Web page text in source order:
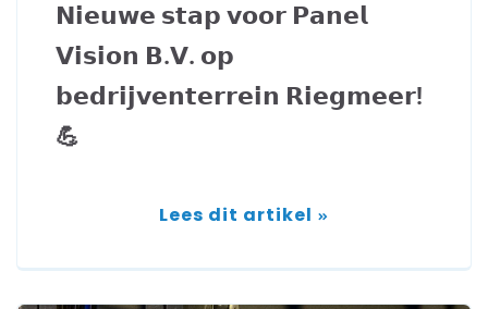
𝗡𝗶𝗲𝘂𝘄𝗲 𝘀𝘁𝗮𝗽 𝘃𝗼𝗼𝗿 𝗣𝗮𝗻𝗲𝗹
𝗩𝗶𝘀𝗶𝗼𝗻 𝗕.𝗩. 𝗼𝗽
𝗯𝗲𝗱𝗿𝗶𝗷𝘃𝗲𝗻𝘁𝗲𝗿𝗿𝗲𝗶𝗻 𝗥𝗶𝗲𝗴𝗺𝗲𝗲𝗿!
💪
Lees dit artikel